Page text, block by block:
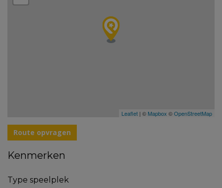
Leaflet | © Mapbox ©OpenStreetMap
Route opvragen
Kenmerken
Type speelplek